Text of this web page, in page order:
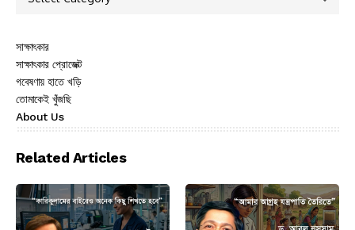
সাক্ষাৎকার
সাক্ষাৎকার প্রোজেক্ট
গবেষণায় হাতে খড়ি
তোমাকেই খুঁজছি
About Us
Related Articles